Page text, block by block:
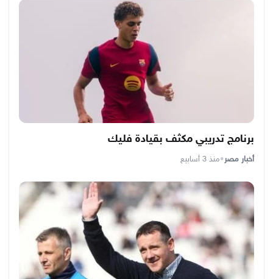
برنامج تدريبي مكثف بقيادة فليك
أخبار مصر•منذ 3 أسابيع